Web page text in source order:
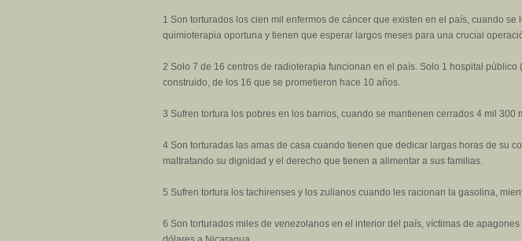
1 Son torturados los cien mil enfermos de cáncer que existen en el país, cuando se
quimioterapia oportuna y tienen que esperar largos meses para una crucial
2 Solo 7 de 16 centros de radioterapia funcionan en el país. Solo 1 hospital público
construido, de los 16 que se prometieron hace 10 años.
3 Sufren tortura los pobres en los barrios, cuando se mantienen cerrados 4 mil
4 Son torturadas las amas de casa cuando tienen que dedicar largas horas de su
maltratando su dignidad y el derecho que tienen a alimentar a sus familias.
5 Sufren tortura los tachirenses y los zulianos cuando les racionan la gasolina,
6 Son torturados miles de venezolanos en el interior del país, víctimas de